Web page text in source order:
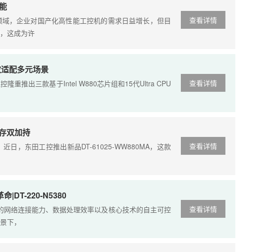
查看详情
企业对国产化高性能工控机的需求日益增长，但目
这成为许
查看详情
配多元场景
隆重推出三款基于Intel W880芯片组和15代Ultra CPU
查看详情
双加持
日，东田工控推出新品DT-61025-WW880MA，这款
查看详情
命|DT-220-N5380
络连接能力、数据处理效率以及核心技术的自主可控
下，